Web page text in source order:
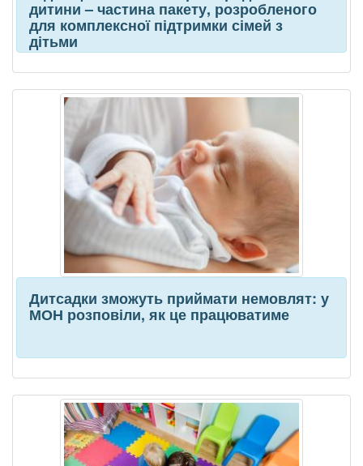
дитини – частина пакету, розробленого
для комплексної підтримки сімей з
дітьми
Дитсадки зможуть приймати немовлят: у
МОН розповіли, як це працюватиме